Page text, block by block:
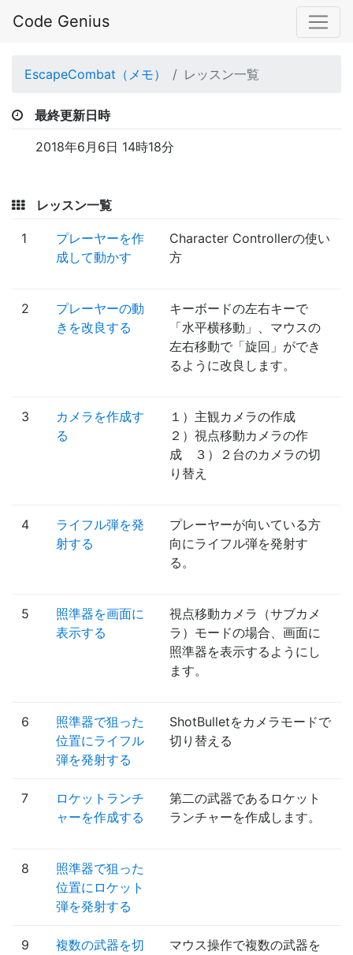
Code Genius
EscapeCombat（メモ） レッスン一覧
最終更新日時
2018年6月6日 14時18分
レッスン一覧
1
プレーヤーを作
成して動かす
Character Controllerの使い
方
2
プレーヤーの動
きを改良する
キーボードの左右キーで
「水平横移動」、マウスの
左右移動で「旋回」ができ
るように改良します。
3
カメラを作成す
る
１）主観カメラの作成
２）視点移動カメラの作
成 ３）２台のカメラの切
り替え
4
ライフル弾を発
射する
プレーヤーが向いている方
向にライフル弾を発射す
る。
5
照準器を画面に
表示する
視点移動カメラ（サブカメ
ラ）モードの場合、画面に
照準器を表示するようにし
ます。
6
照準器で狙った
位置にライフル
弾を発射する
ShotBulletをカメラモードで
切り替える
7
ロケットランチ
ャーを作成する
第二の武器であるロケット
ランチャーを作成します。
8
照準器で狙った
位置にロケット
弾を発射する
9
複数の武器を切
マウス操作で複数の武器を